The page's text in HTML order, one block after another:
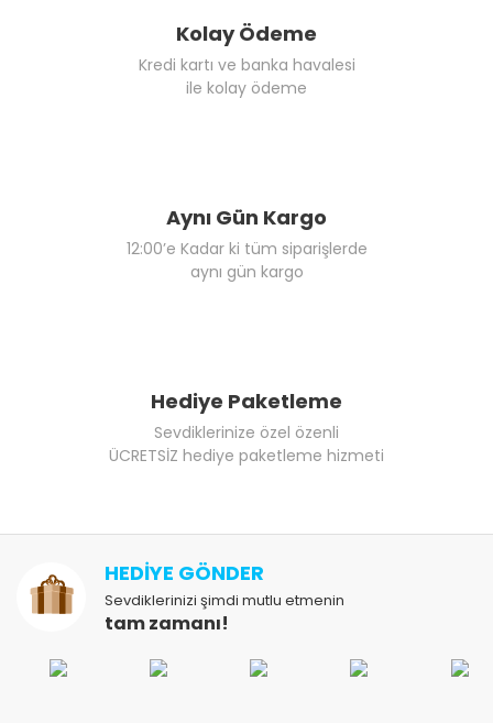
Kolay Ödeme
Kredi kartı ve banka havalesi
ile kolay ödeme
Aynı Gün Kargo
12:00’e Kadar ki tüm siparişlerde
aynı gün kargo
Hediye Paketleme
Sevdiklerinize özel özenli
ÜCRETSİZ hediye paketleme hizmeti
HEDİYE GÖNDER
Sevdiklerinizi şimdi mutlu etmenin
tam zamanı!